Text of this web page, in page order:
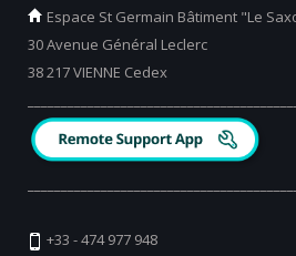
Espace St Germain Bâtiment "Le
30 Avenue Général Leclerc
38 217 VIENNE Cedex
+33 - 474 977 948